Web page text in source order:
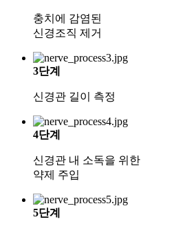
충치에 감염된
신경조직 제거
3단계
신경관 길이 측정
4단계
신경관 내 소독을 위한
약제 주입
5단계